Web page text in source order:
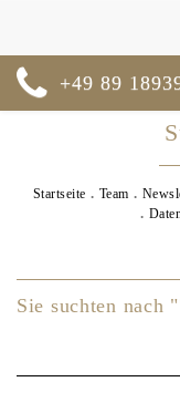
+49 89
Startseite Team
Sie suchten nach